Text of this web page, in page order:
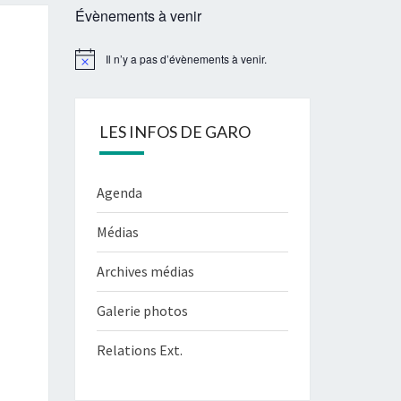
Évènements à venir
Notice Il n’y a pas d’évènements à venir.
LES INFOS DE GARO
Agenda
Médias
Archives médias
Galerie photos
Relations Ext.